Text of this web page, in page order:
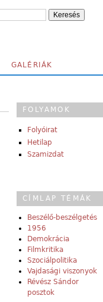
GALÉRIÁK
FOLYAMOK
Folyóirat
Hetilap
Szamizdat
CÍMLAP TÉMÁK
Beszélő-beszélgetés
1956
Demokrácia
Filmkritika
Szociálpolitika
Vajdasági viszonyok
Révész Sándor
posztok